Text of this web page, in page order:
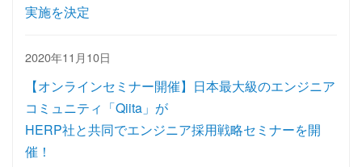
実施を決定
2020年11月10日
【オンラインセミナー開催】日本最大級のエンジニア
コミュニティ「Qiita」が
HERP社と共同でエンジニア採用戦略セミナーを開
催！